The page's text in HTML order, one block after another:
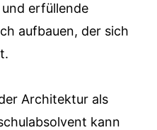
erfüllende
aufbauen, der sich
Architektur als
kann